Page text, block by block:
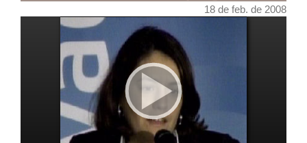
18 de feb. de 2008